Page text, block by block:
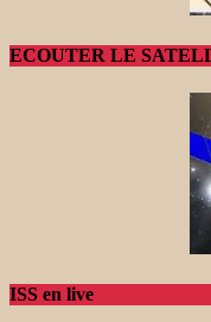
ECOUTER LE
ISS en live